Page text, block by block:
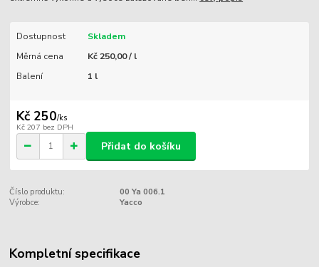
Dostupnost
Skladem
Měrná cena
Kč 250,00 / l
Balení
1 l
Kč 250/ks
Kč 207 bez DPH
Přidat do košíku
Číslo produktu:
00 Ya 006.1
Výrobce:
Yacco
Kompletní specifikace